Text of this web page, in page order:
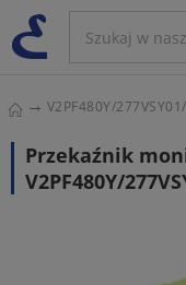
V2PF480Y/
Przekaźnik
V2PF480Y/